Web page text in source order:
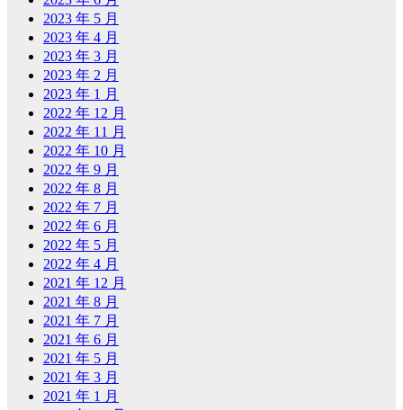
2023 年 5 月
2023 年 4 月
2023 年 3 月
2023 年 2 月
2023 年 1 月
2022 年 12 月
2022 年 11 月
2022 年 10 月
2022 年 9 月
2022 年 8 月
2022 年 7 月
2022 年 6 月
2022 年 5 月
2022 年 4 月
2021 年 12 月
2021 年 8 月
2021 年 7 月
2021 年 6 月
2021 年 5 月
2021 年 3 月
2021 年 1 月